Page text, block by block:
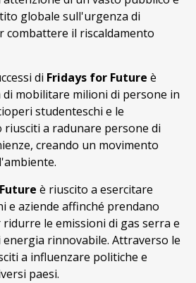
globale sull'urgenza di
combattere il riscaldamento
di Fridays for Future è
di mobilitare milioni di persone in
studenteschi e le
a radunare persone di
creando un movimento
è riuscito a esercitare
e aziende affinché prendano
le emissioni di gas serra e
rinnovabile. Attraverso le
a influenzare politiche e
paesi.